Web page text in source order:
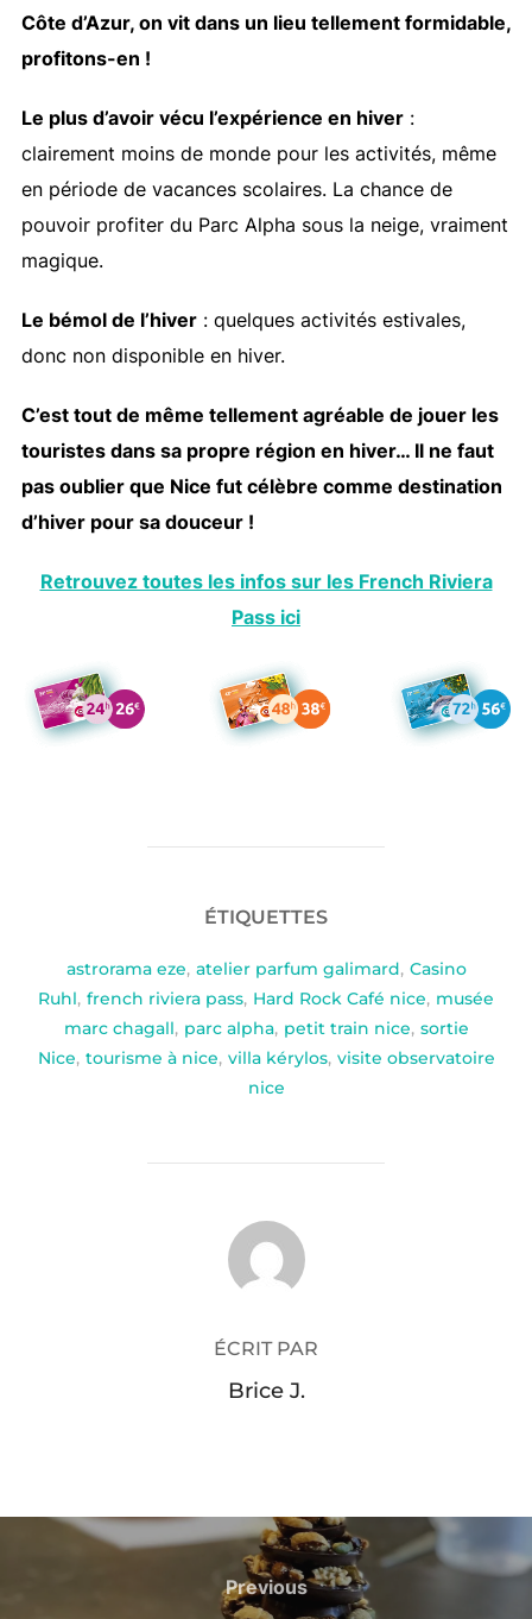
Côte d’Azur, on vit dans un lieu tellement formidable,
profitons-en !
Le plus d’avoir vécu l’expérience en hiver:
clairement moins de monde pour les activités, même
en période de vacances scolaires. La chance de
pouvoir profiter du Parc Alpha sous la neige, vraiment
magique.
Le bémol de l’hiver: quelques activités estivales,
donc non disponible en hiver.
C’est tout de même tellement agréable de jouer les
touristes dans sa propre région en hiver… Il ne faut
pas oublier que Nice fut célèbre comme destination
d’hiver pour sa douceur !
Retrouvez toutes les infos sur les French Riviera
Pass ici
ÉTIQUETTES
astrorama eze, atelier parfum galimard, Casino
Ruhl, french riviera pass, Hard Rock Café nice, musée
marc chagall, parc alpha, petit train nice, sortie
Nice, tourisme à nice, villa kérylos, visite observatoire
nice
AUTEUR DE LA PUBLICATION
ÉCRIT PAR
Brice J.
Navigation
Previous
Previous